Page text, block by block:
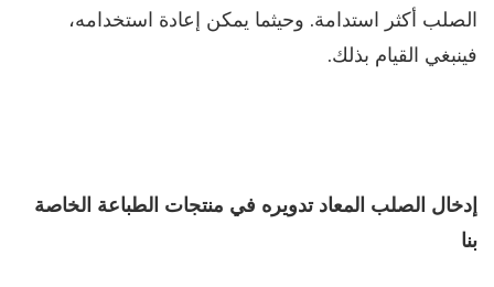
الصلب أكثر استدامة. وحيثما يمكن إعادة استخدامه،
فينبغي القيام بذلك.
إدخال الصلب المعاد تدويره في منتجات الطباعة الخاصة
بنا